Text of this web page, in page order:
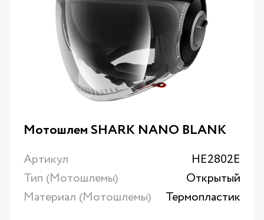
Мотошлем SHARK NANO BLANK
Артикул
HE2802E
Тип (Мотошлемы)
Открытый
Материал (Мотошлемы)
Термопластик